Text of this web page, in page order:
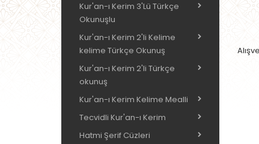
Kur'an-ı Kerim 3'Lü Türkçe
Okunuşlu
Kur'an-ı Kerim 2'li Kelime
kelime Türkçe Okunuş
Kur'an-ı Kerim 2'li Türkçe
okunuş
Kur'an-ı Kerim Kelime Mealli
Tecvidli Kur'an-ı Kerim
Hatmi Şerif Cüzleri